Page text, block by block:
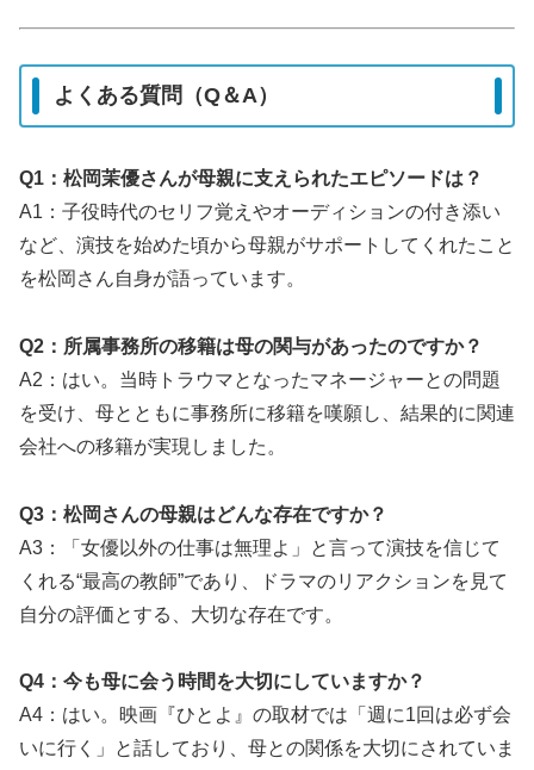
よくある質問（Q＆A）
Q1：松岡茉優さんが母親に支えられたエピソードは？
A1：子役時代のセリフ覚えやオーディションの付き添い
など、演技を始めた頃から母親がサポートしてくれたこと
を松岡さん自身が語っています。
Q2：所属事務所の移籍は母の関与があったのですか？
A2：はい。当時トラウマとなったマネージャーとの問題
を受け、母とともに事務所に移籍を嘆願し、結果的に関連
会社への移籍が実現しました。
Q3：松岡さんの母親はどんな存在ですか？
A3：「女優以外の仕事は無理よ」と言って演技を信じて
くれる“最高の教師”であり、ドラマのリアクションを見て
自分の評価とする、大切な存在です。
Q4：今も母に会う時間を大切にしていますか？
A4：はい。映画『ひとよ』の取材では「週に1回は必ず会
いに行く」と話しており、母との関係を大切にされていま